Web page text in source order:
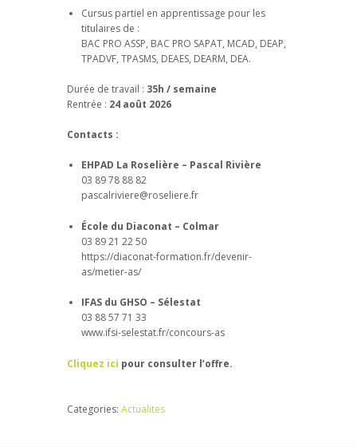
Cursus partiel en apprentissage pour les
titulaires de :
BAC PRO ASSP, BAC PRO SAPAT, MCAD, DEAP,
TPADVF, TPASMS, DEAES, DEARM, DEA.
Durée de travail : 35h / semaine
Rentrée : 24 août 2026
Contacts :
EHPAD La Roselière – Pascal Rivière
03 89 78 88 82
pascalriviere@roseliere.fr
École du Diaconat – Colmar
03 89 21 22 50
https://diaconat-formation.fr/devenir-
as/metier-as/
IFAS du GHSO – Sélestat
03 88 57 71 33
www.ifsi-selestat.fr/concours-as
Cliquez ici pour consulter l’offre.
Categories: Actualites